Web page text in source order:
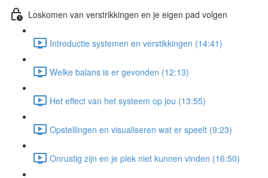
Loskomen van verstrikkingen en je eigen pad volgen
Introductie systemen en verstikkingen (14:41)
Welke balans is er gevonden (12:13)
Het effect van het systeem op jou (13:55)
Opstellingen en visualiseren wat er speelt (9:23)
Onrustig zijn en je plek niet kunnen vinden (16:50)